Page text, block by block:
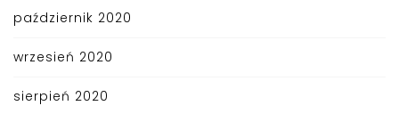
październik 2020
wrzesień 2020
sierpień 2020